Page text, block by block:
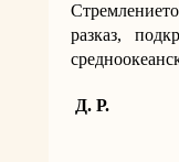
разказ,
Д. Р.